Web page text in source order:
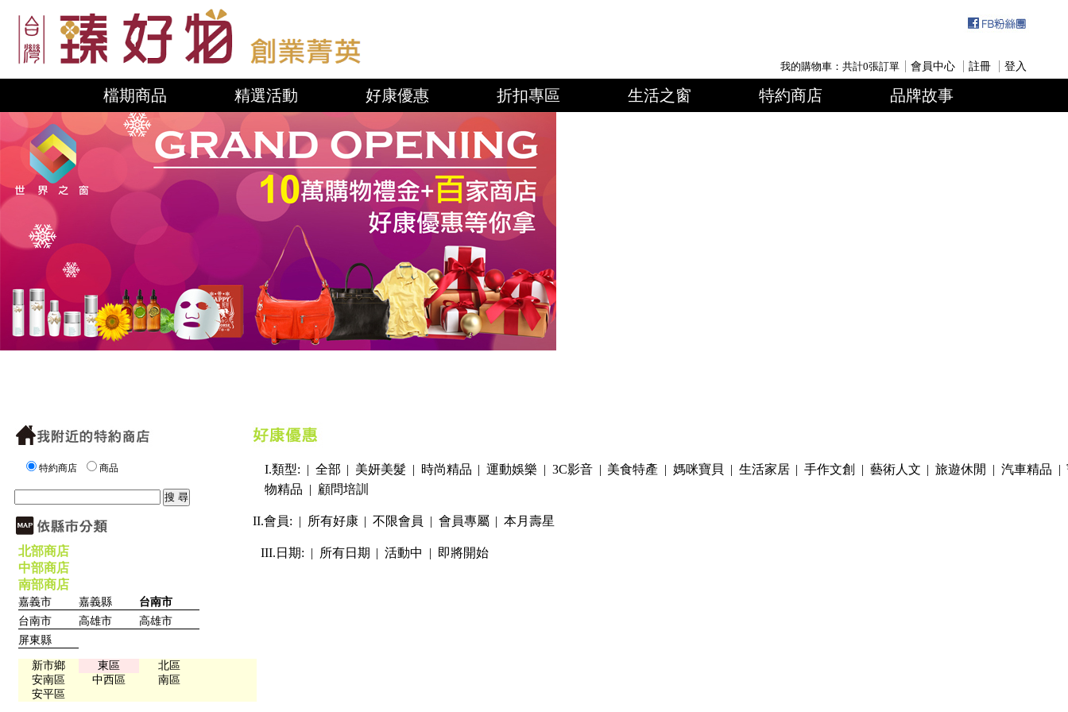
我的購物車：共計0張訂單 會員中心 註冊 登入
檔期商品 精選活動 好康優惠 折扣專區 生活之窗 特約商店 品牌故事
特約商店 商品
北部商店
中部商店
南部商店
嘉義市 嘉義縣
台南市
台南市
高雄市
高雄市
屏東縣
新市鄉 東區
北區
安南區
中西區
南區
安平區
I.類型: | 全部 | 美妍美髮 | 時尚精品 |運動娛樂 | 3C影音| 美食特產 | 媽咪寶貝 | 生活家居|手作文創 | 藝術人文 |旅遊休閒 | 汽車精品 |
物精品 | 顧問培訓
II.會員: | 所有好康|不限會員 | 會員專屬|本月壽星
III.日期: | 所有日期 |活動中 | 即將開始